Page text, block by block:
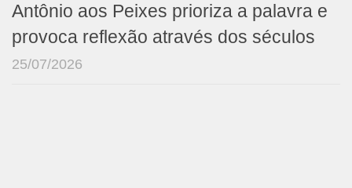
Antônio aos Peixes prioriza a palavra e
provoca reflexão através dos séculos
25/07/2026